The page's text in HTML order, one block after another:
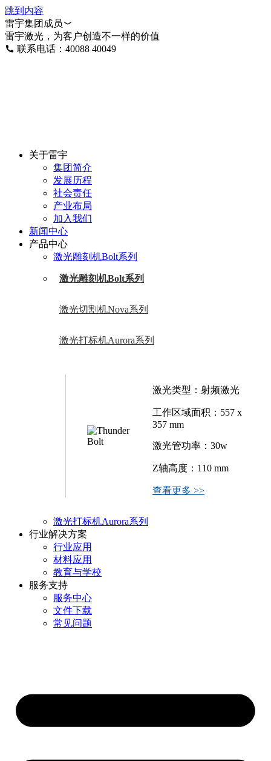
跳到内容
雷宇集团成员
雷宇激光，为客户创造不一样的价值
联系电话：40088 40049
关于雷宇
集团简介
发展历程
社会责任
产业布局
加入我们
新闻中心
产品中心
激光雕刻机Bolt系列
激光雕刻机Bolt系列
激光切割机Nova系列
激光打标机Aurora系列
激光类型：射频激光
工作区域面积：557 x
357 mm
激光管功率：30w
Z轴高度：110 mm
查看更多 >>
激光打标机Aurora系列
行业解决方案
行业应用
材料应用
教育与学校
服务支持
服务中心
文件下载
常见问题